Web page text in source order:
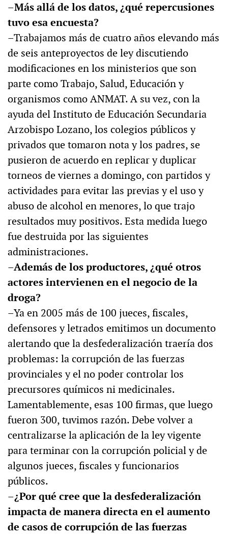
–Más allá de los datos, ¿qué repercusiones
tuvo esa encuesta?
–Trabajamos más de cuatro años elevando más
de seis anteproyectos de ley discutiendo
modificaciones en los ministerios que son
parte como Trabajo, Salud, Educación y
organismos como ANMAT. A su vez, con la
ayuda del Instituto de Educación Secundaria
Arzobispo Lozano, los colegios públicos y
privados que tomaron nota y los padres, se
pusieron de acuerdo en replicar y duplicar
torneos de viernes a domingo, con partidos y
actividades para evitar las previas y el uso y
abuso de alcohol en menores, lo que trajo
resultados muy positivos. Esta medida luego
fue destruida por las siguientes
administraciones.
–Además de los productores, ¿qué otros
actores intervienen en el negocio de la
droga?
–Ya en 2005 más de 100 jueces, fiscales,
defensores y letrados emitimos un documento
alertando que la desfederalización traería dos
problemas: la corrupción de las fuerzas
provinciales y el no poder controlar los
precursores químicos ni medicinales.
Lamentablemente, esas 100 firmas, que luego
fueron 300, tuvimos razón. Debe volver a
centralizarse la aplicación de la ley vigente
para terminar con la corrupción policial y de
algunos jueces, fiscales y funcionarios
públicos.
–¿Por qué cree que la desfederalización
impacta de manera directa en el aumento
de casos de corrupción de las fuerzas